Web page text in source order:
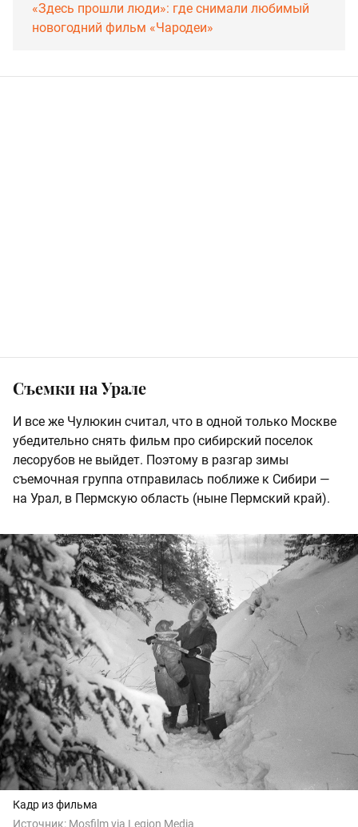
«Здесь прошли люди»: где снимали любимый
новогодний фильм «Чародеи»
Съемки на Урале
И все же Чулюкин считал, что в одной только Москве
убедительно снять фильм про сибирский поселок
лесорубов не выйдет. Поэтому в разгар зимы
съемочная группа отправилась поближе к Сибири —
на Урал, в Пермскую область (ныне Пермский край).
Кадр из фильма
Источник: Mosfilm via Legion Media